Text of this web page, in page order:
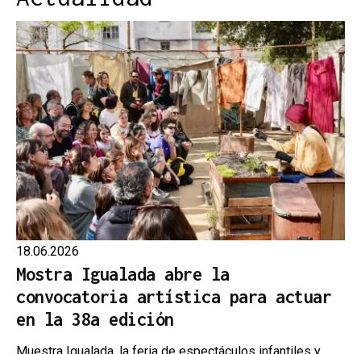
18.06.2026
Mostra Igualada abre la
convocatoria artística para actuar
en la 38a edición